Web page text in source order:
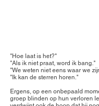
"Hoe laat is het?"
"Als ik niet praat, word ik bang."
"We weten niet eens waar we
"Ik kan de sterren horen."
Ergens, op een onbepaald
groep blinden op hun verloren